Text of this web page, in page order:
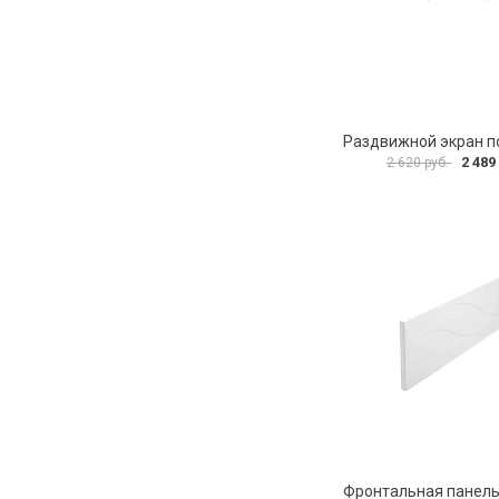
2 620 руб. 2